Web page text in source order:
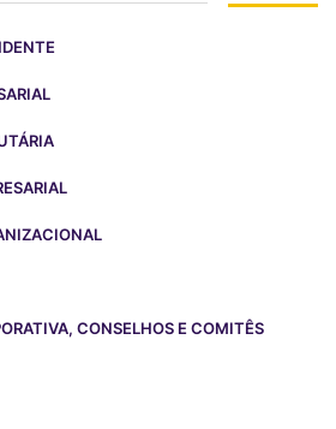
CONSELHOS E COMITÊS